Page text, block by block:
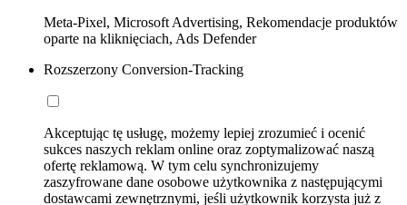
Meta-Pixel, Microsoft Advertising, Rekomendacje produktów
oparte na kliknięciach, Ads Defender
Rozszerzony Conversion-Tracking
Akceptując tę usługę, możemy lepiej zrozumieć i ocenić
sukces naszych reklam online oraz zoptymalizować naszą
ofertę reklamową. W tym celu synchronizujemy
zaszyfrowane dane osobowe użytkownika z następującymi
dostawcami zewnętrznymi, jeśli użytkownik korzysta już z